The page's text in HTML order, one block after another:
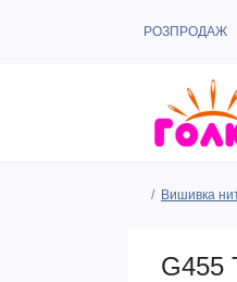
РОЗПРОДАЖ
Вишивка
G455